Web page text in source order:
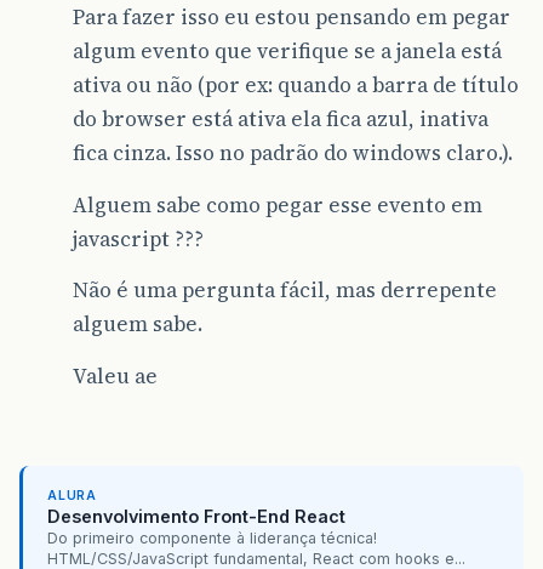
Para fazer isso eu estou pensando em pegar
algum evento que verifique se a janela está
ativa ou não (por ex: quando a barra de título
do browser está ativa ela fica azul, inativa
fica cinza. Isso no padrão do windows claro.).
Alguem sabe como pegar esse evento em
javascript ???
Não é uma pergunta fácil, mas derrepente
alguem sabe.
Valeu ae
ALURA
Desenvolvimento Front-End React
Do primeiro componente à liderança técnica!
HTML/CSS/JavaScript fundamental, React com hooks e...